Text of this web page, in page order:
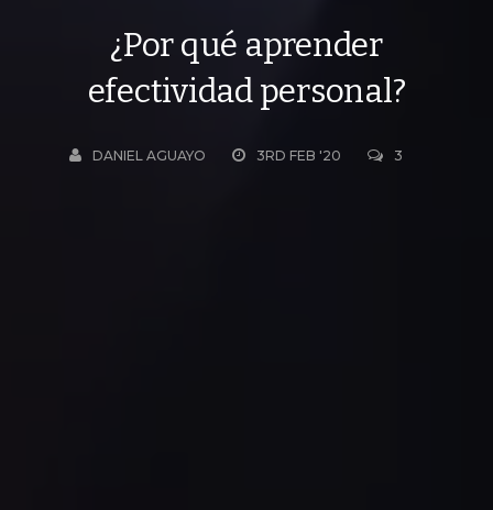
¿Por qué aprender
efectividad personal?
DANIEL AGUAYO 3RD FEB '20 3